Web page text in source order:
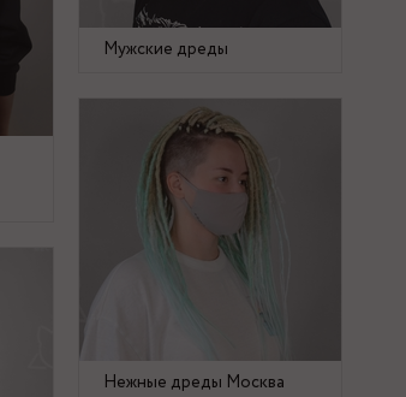
Мужские дреды
Нежные дреды Москва